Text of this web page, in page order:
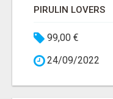
PIRULIN LOVERS
99,00 €
24/09/2022